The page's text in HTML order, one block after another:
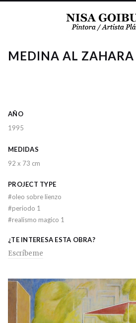
MEDINA AL ZAHARA
AÑO
1995
MEDIDAS
92 x 73 cm
PROJECT TYPE
#oleo sobre lienzo
#periodo 1
#realismo magico 1
¿TE INTERESA ESTA OBRA?
Escríbeme